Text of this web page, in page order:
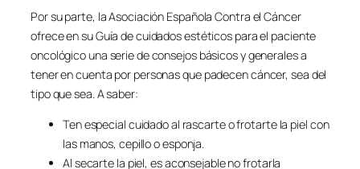
Por su parte, la Asociación Española Contra el Cáncer
ofrece en su Guía de cuidados estéticos para el paciente
oncológico una serie de consejos básicos y generales a
tener en cuenta por personas que padecen cáncer, sea del
tipo que sea. A saber:
Ten especial cuidado al rascarte o frotarte la piel con
las manos, cepillo o esponja.
Al secarte la piel, es aconsejable no frotarla